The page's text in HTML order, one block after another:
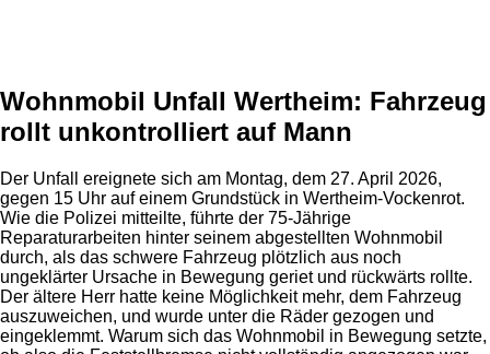
Wohnmobil Unfall Wertheim: Fahrzeug
rollt unkontrolliert auf Mann
Der Unfall ereignete sich am Montag, dem 27. April 2026,
gegen 15 Uhr auf einem Grundstück in Wertheim-Vockenrot.
Wie die Polizei mitteilte, führte der 75-Jährige
Reparaturarbeiten hinter seinem abgestellten Wohnmobil
durch, als das schwere Fahrzeug plötzlich aus noch
ungeklärter Ursache in Bewegung geriet und rückwärts rollte.
Der ältere Herr hatte keine Möglichkeit mehr, dem Fahrzeug
auszuweichen, und wurde unter die Räder gezogen und
eingeklemmt. Warum sich das Wohnmobil in Bewegung setzte,